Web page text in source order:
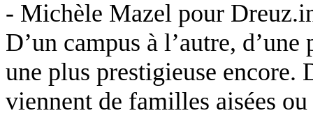
- Michèle Mazel pour
D’un campus à l’autre,
une plus prestigieuse encore.
viennent de familles aisées